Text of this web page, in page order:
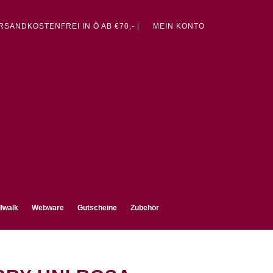
IN Ö AB €70,- | MEIN KONTO
Webware Gutscheine Zubehör